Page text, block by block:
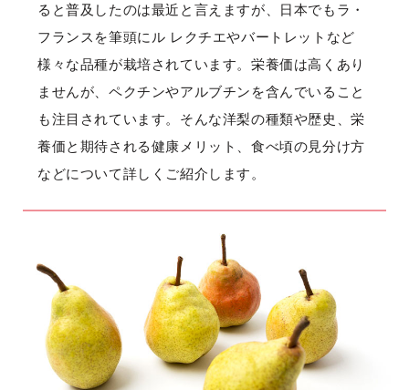
ると普及したのは最近と言えますが、日本でもラ・
フランスを筆頭にル レクチエやバートレットなど
様々な品種が栽培されています。栄養価は高くあり
ませんが、ペクチンやアルブチンを含んでいること
も注目されています。そんな洋梨の種類や歴史、栄
養価と期待される健康メリット、食べ頃の見分け方
などについて詳しくご紹介します。